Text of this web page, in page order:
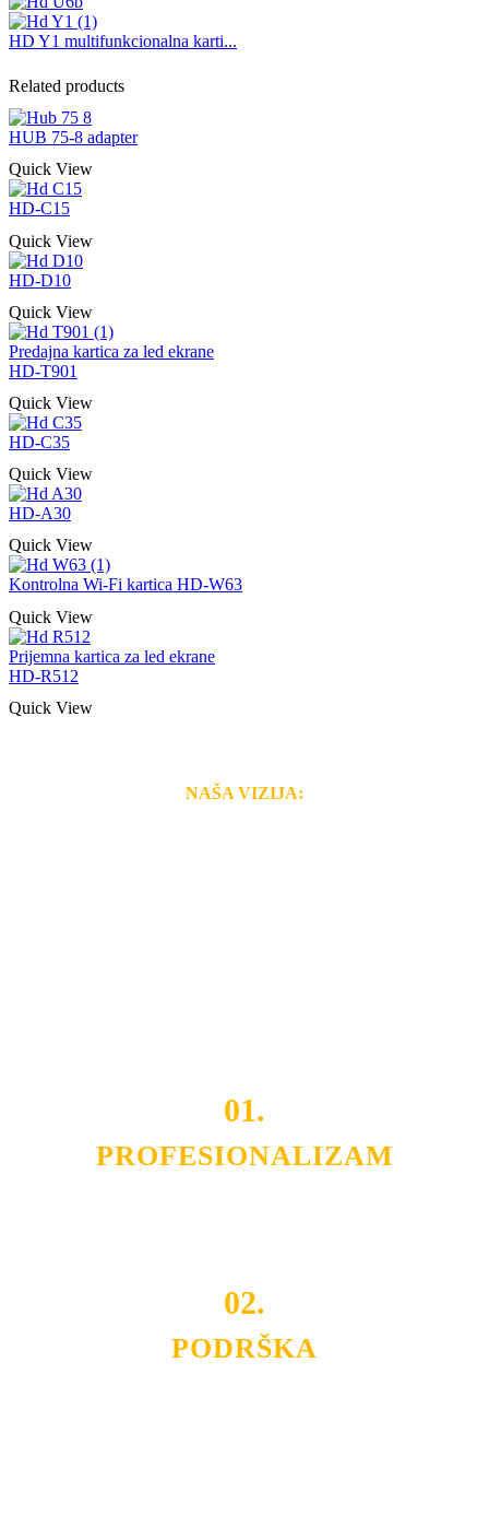
HD Y1 multifunkcionalna karti...
Related products
HUB 75-8 adapter
Quick View
HD-C15
Quick View
HD-D10
Quick View
Predajna kartica za led ekrane
HD-T901
Quick View
HD-C35
Quick View
HD-A30
Quick View
Kontrolna Wi-Fi kartica HD-W63
Quick View
Prijemna kartica za led ekrane
HD-R512
Quick View
NAŠA VIZIJA:
01.
PROFESIONALIZAM
02.
PODRŠKA